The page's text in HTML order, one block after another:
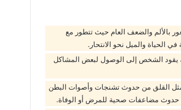
بالألم والضعف العام حيث تتطور مع
الحياة والميل نحو الانتحار.
يقود الشخص إلى الوصول لبعض المشاكل
القلق من حدوث تشنجات وأصوات البطن
مضاعفات صحية للمرض أو الوفاة.